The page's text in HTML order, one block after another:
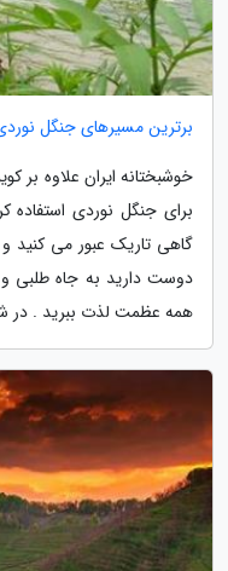
برترین مسیرهای جنگل
خوشبختانه ایران علاوه بر
برای جنگل نوردی استفاده
گاهی تاریک عبور می
دوست دارید به جاه طلبی و
همه عظمت لذت ببرید . در